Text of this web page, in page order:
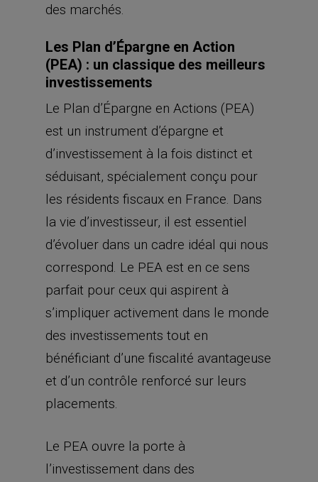
des marchés.
Les Plan d’Épargne en Action
(PEA) : un classique des meilleurs
investissements
Le Plan d’Épargne en Actions (PEA)
est un instrument d’épargne et
d’investissement à la fois distinct et
séduisant, spécialement conçu pour
les résidents fiscaux en France. Dans
la vie d’investisseur, il est essentiel
d’évoluer dans un cadre idéal qui nous
correspond. Le PEA est en ce sens
parfait pour ceux qui aspirent à
s’impliquer activement dans le monde
des investissements tout en
bénéficiant d’une fiscalité avantageuse
et d’un contrôle renforcé sur leurs
placements.
Le PEA ouvre la porte à
l’investissement dans des